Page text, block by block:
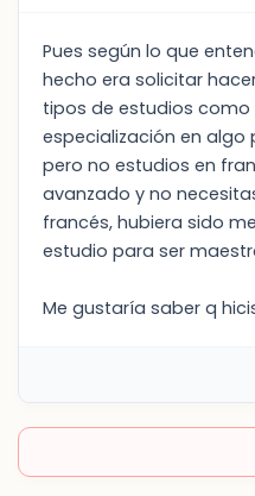
Pues según lo que
hecho era solicitar
tipos de estudios como
especialización en algo
pero no estudios en
avanzado y no
francés, hubiera sido
estudio para ser
Me gustaría saber q